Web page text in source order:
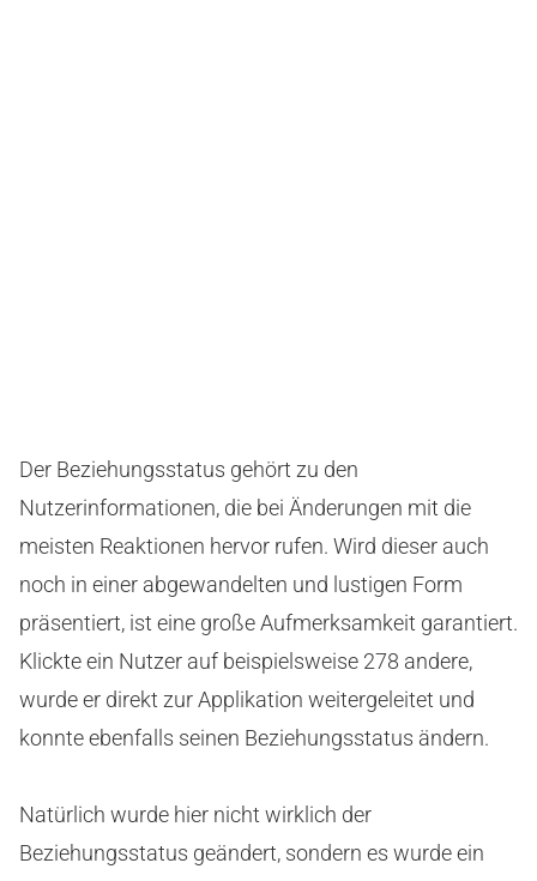
Der Beziehungsstatus gehört zu den
Nutzerinformationen, die bei Änderungen mit die
meisten Reaktionen hervor rufen. Wird dieser auch
noch in einer abgewandelten und lustigen Form
präsentiert, ist eine große Aufmerksamkeit garantiert.
Klickte ein Nutzer auf beispielsweise 278 andere,
wurde er direkt zur Applikation weitergeleitet und
konnte ebenfalls seinen Beziehungsstatus ändern.
Natürlich wurde hier nicht wirklich der
Beziehungsstatus geändert, sondern es wurde ein